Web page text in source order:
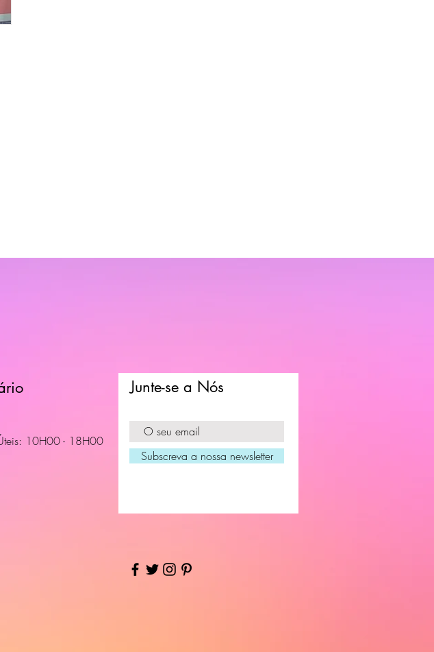
10H00 - 18H00
Junte-se a Nós
Subscreva a nossa newsletter